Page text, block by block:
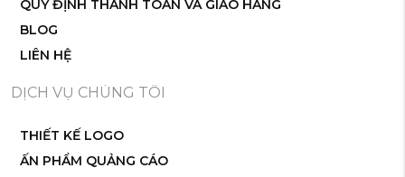
QUY ĐỊNH THANH TOÁN VÀ GIAO HÀNG
BLOG
LIÊN HỆ
DỊCH VỤ CHÚNG TÔI
THIẾT KẾ LOGO
ẤN PHẨM QUẢNG CÁO